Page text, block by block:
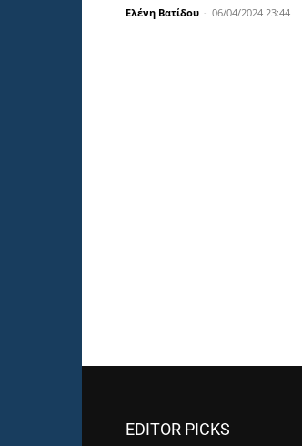
Ελένη Βατίδου - 06/04/2024 23:44
EDITOR PICKS